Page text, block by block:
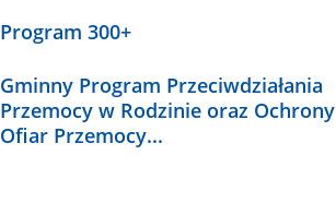
Program 300+
Gminny Program Przeciwdziałania
Przemocy w Rodzinie oraz Ochrony
Ofiar Przemocy...